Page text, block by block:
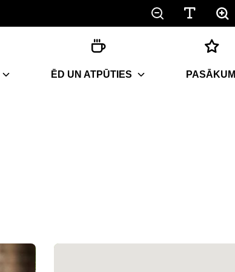
ĒD UN ATPŪTIES PASĀKUMI